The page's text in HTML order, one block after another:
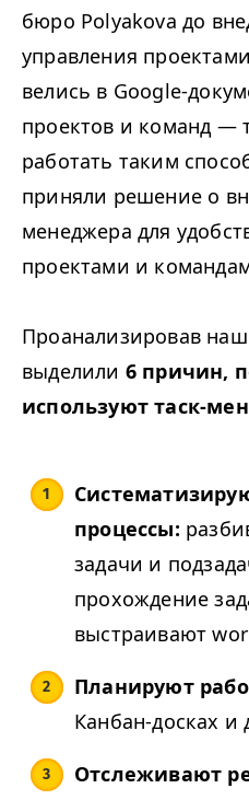
бюро Polyakova до
управления
велись в Google-
проектов и команд —
работать таким
приняли решение о
менеджера для
проектами и
Проанализировав
выделили 6 причин,
используют таск-
процессы:
задачи и
прохождение
выстраивают
Планируют
Канбан-досках и
Отслеживают